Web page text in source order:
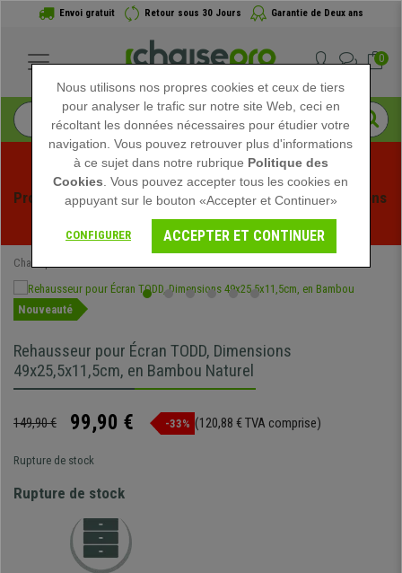
Envoi gratuit Retour sous 30 Jours Garantie de Deux ans
0
Profitez des soldes d'été chez Chaisepro ! Des réductions
exclusives pour une durée limitée - Voir l'offre
Chaisepro
Nouveauté
Rehausseur pour Écran TODD, Dimensions
49x25,5x11,5cm, en Bambou Naturel
149,90 € 99,90 € -33% (120,88 € TVA comprise)
Rupture de stock
Rupture de stock
Nous utilisons nos propres cookies et ceux de tiers
pour analyser le trafic sur notre site Web, ceci en
récoltant les données nécessaires pour étudier votre
navigation. Vous pouvez retrouver plus d'informations
à ce sujet dans notre rubrique Politique des
Cookies . Vous pouvez accepter tous les cookies en
appuyant sur le bouton «Accepter et Continuer»
CONFIGURER ACCEPTER ET CONTINUER